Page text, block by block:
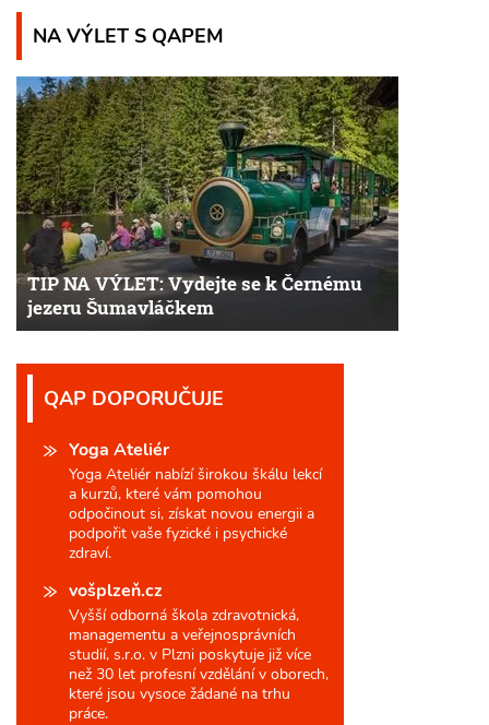
NA VÝLET S QAPEM
TIP NA VÝLET: Vydejte se k Černému
jezeru Šumavláčkem
QAP DOPORUČUJE
Yoga Ateliér
Yoga Ateliér nabízí širokou škálu lekcí
a kurzů, které vám pomohou
odpočinout si, získat novou energii a
podpořit vaše fyzické i psychické
zdraví.
vošplzeň.cz
Vyšší odborná škola zdravotnická,
managementu a veřejnosprávních
studií, s.r.o. v Plzni poskytuje již více
než 30 let profesní vzdělání v oborech,
které jsou vysoce žádané na trhu
práce.